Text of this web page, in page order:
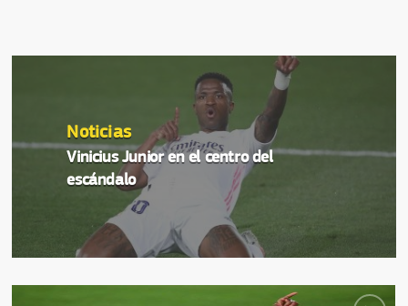
Noticias
Vinicius Junior en el centro del
escándalo